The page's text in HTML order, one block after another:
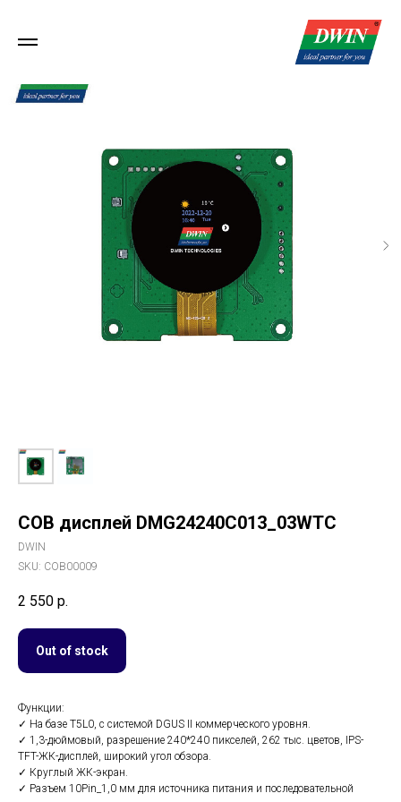
COB дисплей DMG24240C013_03WTC
DWIN
SKU: COB00009
2 550 р.
Out of stock
Функции:
✓ На базе T5L0, с системой DGUS II коммерческого уровня.
✓ 1,3-дюймовый, разрешение 240*240 пикселей, 262 тыс. цветов, IPS-
TFT-ЖК-дисплей, широкий угол обзора.
✓ Круглый ЖК-экран.
✓ Разъем 10Pin_1,0 мм для источника питания и последовательной